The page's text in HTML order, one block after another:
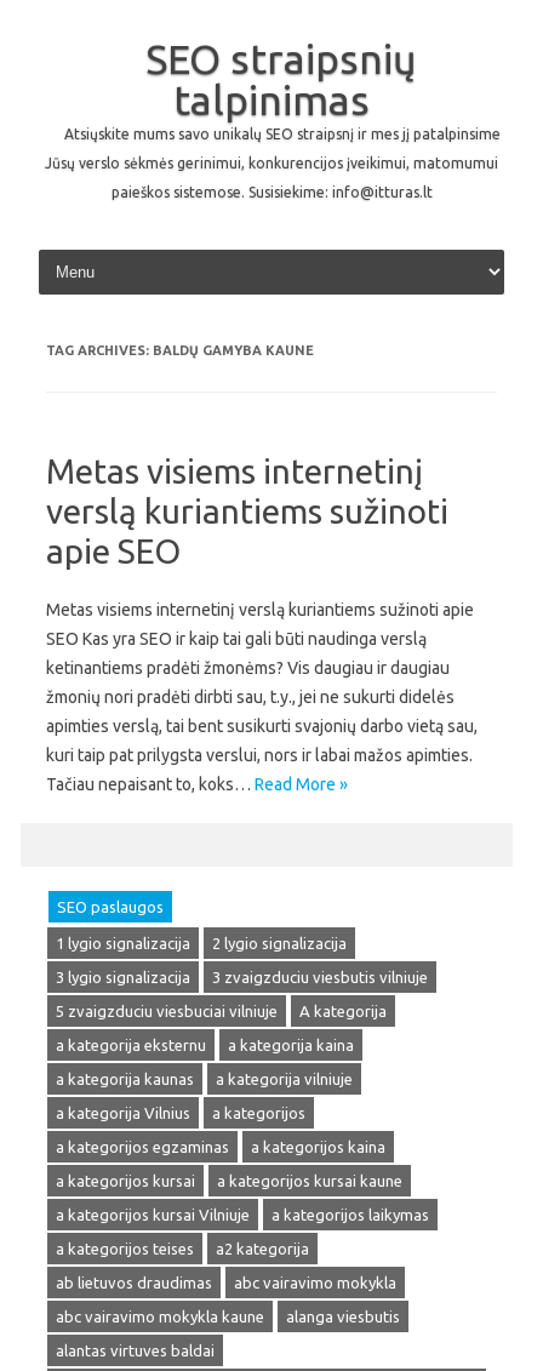
SEO straipsnių
talpinimas
Atsiųskite mums savo unikalų SEO straipsnį ir mes jį patalpinsime
Jūsų verslo sėkmės gerinimui, konkurencijos įveikimui, matomumui
paieškos sistemose. Susisiekime: info@itturas.lt
Skip to content
TAG ARCHIVES: BALDŲ GAMYBA KAUNE
Metas visiems internetinį
verslą kuriantiems sužinoti
apie SEO
Metas visiems internetinį verslą kuriantiems sužinoti apie
SEO Kas yra SEO ir kaip tai gali būti naudinga verslą
ketinantiems pradėti žmonėms? Vis daugiau ir daugiau
žmonių nori pradėti dirbti sau, t.y., jei ne sukurti didelės
apimties verslą, tai bent susikurti svajonių darbo vietą sau,
kuri taip pat prilygsta verslui, nors ir labai mažos apimties.
Tačiau nepaisant to, koks… Read More »
SEO paslaugos
1 lygio signalizacija
2 lygio signalizacija
3 lygio signalizacija
3 zvaigzduciu viesbutis vilniuje
5 zvaigzduciu viesbuciai vilniuje
A kategorija
a kategorija eksternu
a kategorija kaina
a kategorija kaunas
a kategorija vilniuje
a kategorija Vilnius
a kategorijos
a kategorijos egzaminas
a kategorijos kaina
a kategorijos kursai
a kategorijos kursai kaune
a kategorijos kursai Vilniuje
a kategorijos laikymas
a kategorijos teises
a2 kategorija
ab lietuvos draudimas
abc vairavimo mokykla
abc vairavimo mokykla kaune
alanga viesbutis
alantas virtuves baldai